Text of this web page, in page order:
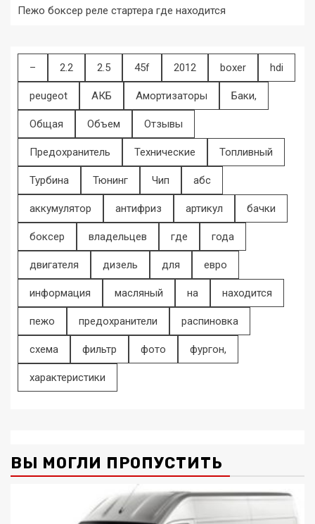
Пежо боксер реле стартера где находится
– 2.2 2.5 45f 2012 boxer hdi
peugeot АКБ Амортизаторы Баки,
Общая Объем Отзывы
Предохранитель Технические Топливный
Турбина Тюнинг Чип абс
аккумулятор антифриз артикул бачки
боксер владельцев где года
двигателя дизель для евро
информация масляный на находится
пежо предохранители распиновка
схема фильтр фото фургон,
характеристики
ВЫ МОГЛИ ПРОПУСТИТЬ